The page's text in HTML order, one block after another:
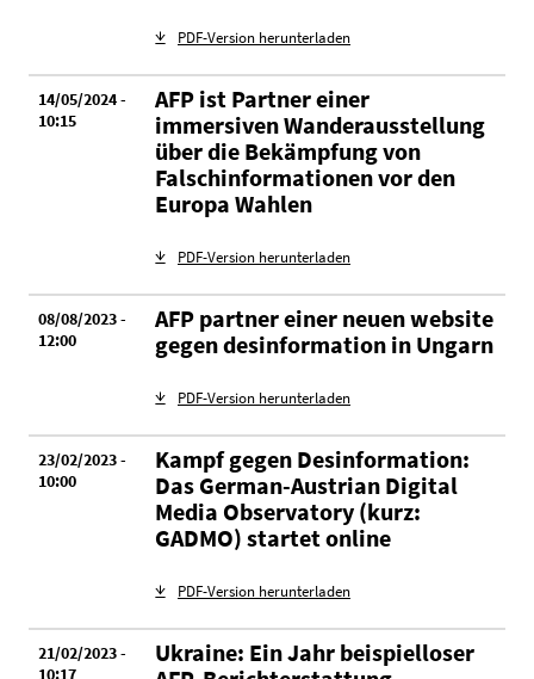
PDF-Version herunterladen
14/05/2024 -
10:15
AFP ist Partner einer
immersiven Wanderausstellung
über die Bekämpfung von
Falschinformationen vor den
Europa Wahlen
PDF-Version herunterladen
08/08/2023 -
12:00
AFP partner einer neuen website
gegen desinformation in Ungarn
PDF-Version herunterladen
23/02/2023 -
10:00
Kampf gegen Desinformation:
Das German-Austrian Digital
Media Observatory (kurz:
GADMO) startet online
PDF-Version herunterladen
21/02/2023 -
10:17
Ukraine: Ein Jahr beispielloser